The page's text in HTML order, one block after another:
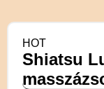
HOT
Shiatsu